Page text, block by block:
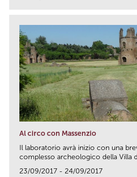
Al circo con Massenzio
Il laboratorio avrà inizio con una
complesso archeologico della Villa
23/09/2017 - 24/09/2017